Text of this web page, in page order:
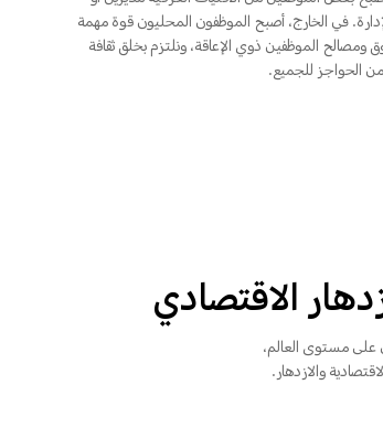
من أعضاء مجلس الإدارة. في الخارج، أصبح الموظفون المحليون قوة مهمة
ومصالح الموظفين ذوي الإعاقة، ونلتزم بخلق ثقافة
الحواجز للجميع.
الاقتصادي
مستوى العالم،
والازدهار.